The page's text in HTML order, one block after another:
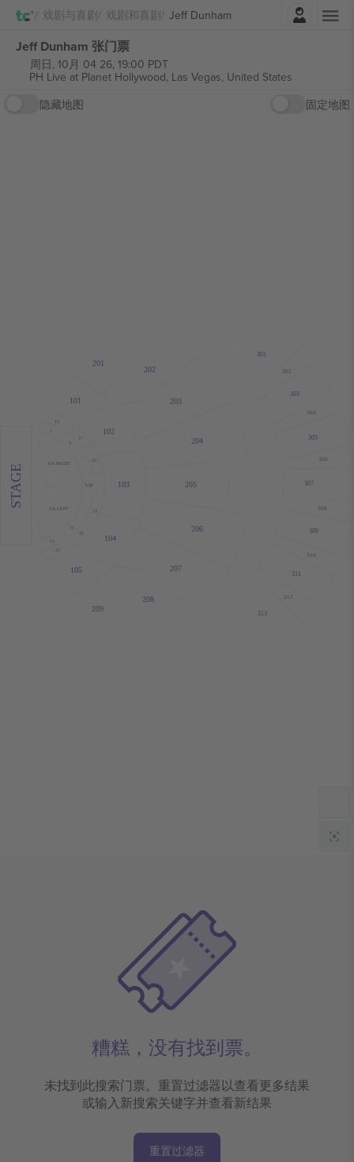
戏剧与喜剧 戏剧和喜剧 Jeff Dunham
登录
Jeff Dunham 张门票
周日, 10月 04 26, 19:00 PDT
PH Live at Planet Hollywood, Las Vegas, United States
隐藏地图
固定地图
GA RIGHT
GA LEFT
VIP
1
3
15
17
19
23
25
27
11
13
101
102
103
104
105
201
202
203
204
205
206
207
208
209
301
302
303
304
305
306
307
308
309
310
311
312
313
STAGE
糟糕，没有找到票。
未找到此搜索门票。重置过滤器以查看更多结果
或输入新搜索关键字并查看新结果
重置过滤器